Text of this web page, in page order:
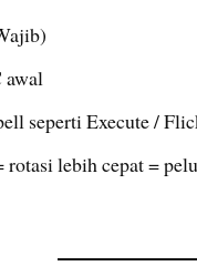
awal
seperti Execute /
rotasi lebih cepat =